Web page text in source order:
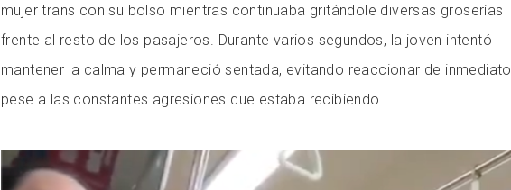
mujer trans con su bolso mientras continuaba gritándole diversas groserías
frente al resto de los pasajeros. Durante varios segundos, la joven intentó
mantener la calma y permaneció sentada, evitando reaccionar de inmediato
pese a las constantes agresiones que estaba recibiendo.